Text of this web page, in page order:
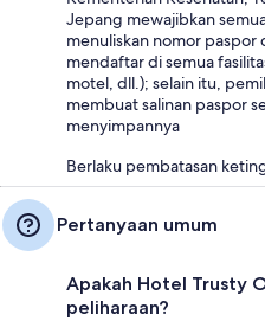
Jepang mewajibkan
menuliskan nomor paspor
mendaftar di semua
motel, dll.); selain itu,
membuat salinan paspor
menyimpannya
Berlaku pembatasan
Pertanyaan umum
Apakah Hotel Trusty
peliharaan?